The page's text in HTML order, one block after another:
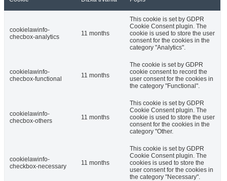
cookielawinfo-
checbox-analytics
11 months
This cookie is set by GDPR
Cookie Consent plugin. The
cookie is used to store the user
consent for the cookies in the
category "Analytics".
cookielawinfo-
checbox-functional
11 months
The cookie is set by GDPR
cookie consent to record the
user consent for the cookies in
the category "Functional".
cookielawinfo-
checbox-others
11 months
This cookie is set by GDPR
Cookie Consent plugin. The
cookie is used to store the user
consent for the cookies in the
category "Other.
cookielawinfo-
checkbox-necessary
11 months
This cookie is set by GDPR
Cookie Consent plugin. The
cookies is used to store the
user consent for the cookies in
the category "Necessary".